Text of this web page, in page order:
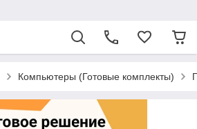
Компьютеры (Готовые комплекты)